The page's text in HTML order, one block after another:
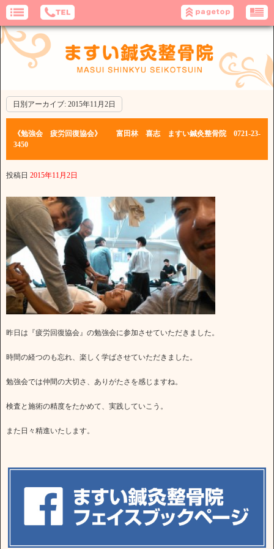
日別アーカイブ: 2015年11月2日
《勉強会 疲労回復協会》 富田林 喜志 ますい鍼灸整骨院 0721-23-
3450
投稿日 2015年11月2日
昨日は『疲労回復協会』の勉強会に参加させていただきました。
時間の経つのも忘れ、楽しく学ばさせていただきました。
勉強会では仲間の大切さ、ありがたさを感じますね。
検査と施術の精度をたかめて、実践していこう。
また日々精進いたします。